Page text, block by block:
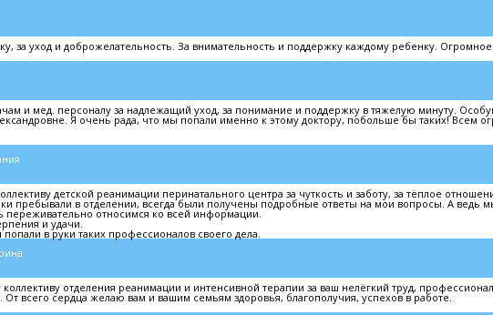
за уход и доброжелательность. За внимательность и поддержку каждому ребенку.
и мед. персоналу за надлежащий уход, за понимание и поддержку в тяжелую минуту.
Я очень рада, что мы попали именно к этому доктору, побольше бы таких! Всем
детской реанимации перинатального центра за чуткость и заботу, за тёплое
пребывали в отделении, всегда были получены подробные ответы на мои вопросы. А ведь
относимся ко всей информации.
и удачи.
в руки таких профессионалов своего дела.
отделения реанимации и интенсивной терапии за ваш нелёгкий труд,
всего сердца желаю вам и вашим семьям здоровья, благополучия, успехов в работе.